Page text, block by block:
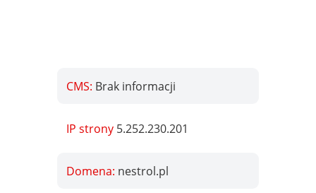
CMS: Brak informacji
IP strony 5.252.230.201
Domena: nestrol.pl